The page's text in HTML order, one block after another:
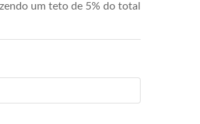
um teto de 5% do total